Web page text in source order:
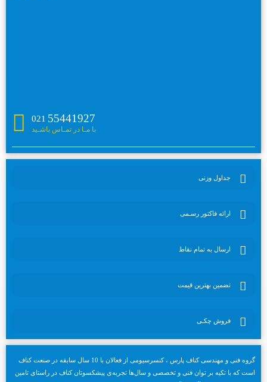
55441927
021
با مـا در تمـاس باشـید
جداول وزنی
ارائه فاکتور رسـمی
ارسال به تمام نقاط
تضمین بهترین قیمت
فروش چکـی
گروه فنی و مهندسی کناف پارس ، کنسرسیومی از فعالان با 10 سال سابقه در صنعت کناف
است که با تکیه بر توان فنی و تخصصی و سال‌ها تجربه‌ی پیشکسوتان کناف در راستای تامین